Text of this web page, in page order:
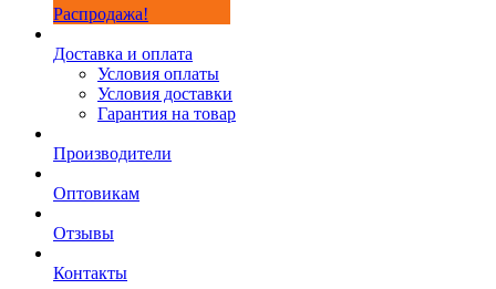
Распродажа!
Доставка и оплата
Условия оплаты
Условия доставки
Гарантия на товар
Производители
Оптовикам
Отзывы
Контакты